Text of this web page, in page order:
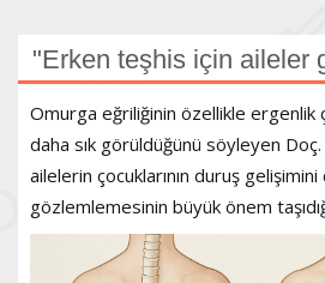
"Erken teşhis için aileler
Omurga eğriliğinin özellikle ergenlik
daha sık görüldüğünü söyleyen
ailelerin çocuklarının duruş
gözlemlemesinin büyük önem